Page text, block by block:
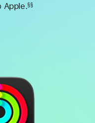
Apple.§§